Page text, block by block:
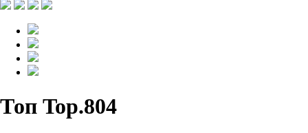
Топ Top.804